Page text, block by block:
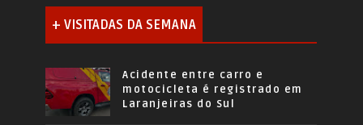
+ VISITADAS DA SEMANA
Acidente entre carro e
motocicleta é registrado em
Laranjeiras do Sul